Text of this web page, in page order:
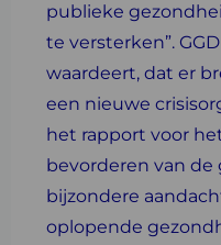
publieke
te versterken”.
waardeert, dat er
een nieuwe
het rapport voor
bevorderen van
bijzondere
oplopende